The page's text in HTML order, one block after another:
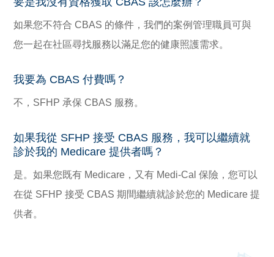
如果您不符合 CBAS 的條件，我們的案例管理職員可與
您一起在社區尋找服務以滿足您的健康照護需求。
我要為 CBAS 付費嗎？
不，SFHP 承保 CBAS 服務。
如果我從 SFHP 接受 CBAS 服務，我可以繼續就
診於我的 Medicare 提供者嗎？
是。如果您既有 Medicare，又有 Medi-Cal 保險，您可以
在從 SFHP 接受 CBAS 期間繼續就診於您的 Medicare 提
供者。